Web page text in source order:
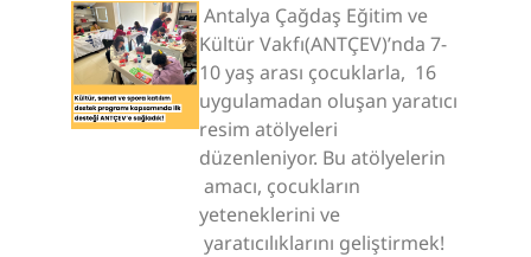
Antalya Çağdaş Eğitim ve
Kültür Vakfı(ANTÇEV)’nda 7-
10 yaş arası çocuklarla, 16
uygulamadan oluşan yaratıcı
resim atölyeleri
düzenleniyor. Bu atölyelerin
amacı, çocukların
yeteneklerini ve
yaratıcılıklarını geliştirmek!